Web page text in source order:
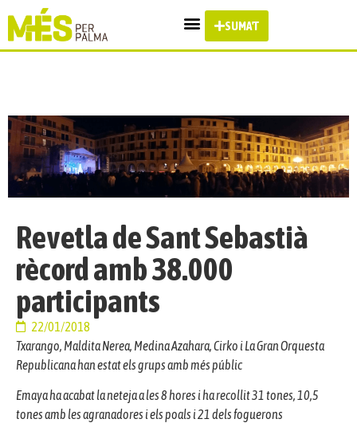
SUMA'T
Revetla de Sant Sebastià
rècord amb 38.000
participants
22/01/2018
Txarango, Maldita Nerea, Medina Azahara, Cirko i La Gran Orquesta
Republicana han estat els grups amb més públic
Emaya ha acabat la neteja a les 8 hores i ha recollit 31 tones, 10,5
tones amb les agranadores i els poals i 21 dels foguerons